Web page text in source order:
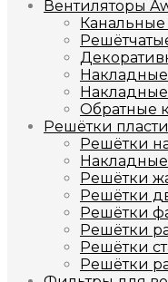
Вентиляторы
Канальные
Обратные
Решётки
Решётки
Решётки
Решётки
Решётки
Решётки
Решётки
Решётки